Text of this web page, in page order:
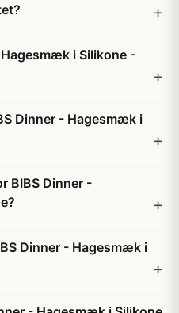
i Silikone -
Dinner - Hagesmæk i
BIBS Dinner -
Dinner - Hagesmæk i